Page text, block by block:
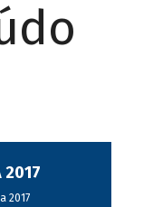
2017
2017